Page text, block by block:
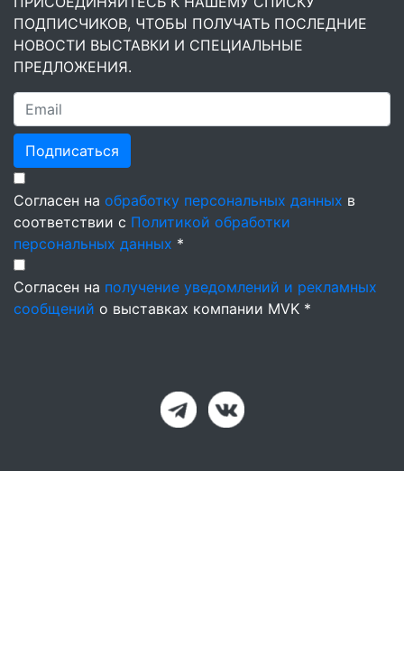
ПОДПИСЧИКОВ, ЧТОБЫ ПОЛУЧАТЬ ПОСЛЕДНИЕ
НОВОСТИ ВЫСТАВКИ И СПЕЦИАЛЬНЫЕ
ПРЕДЛОЖЕНИЯ.
Подписаться
Согласен на обработку персональных данных в
соответствии с Политикой обработки
персональных данных *
Согласен на получение уведомлений и рекламных
сообщений о выставках компании MVK *